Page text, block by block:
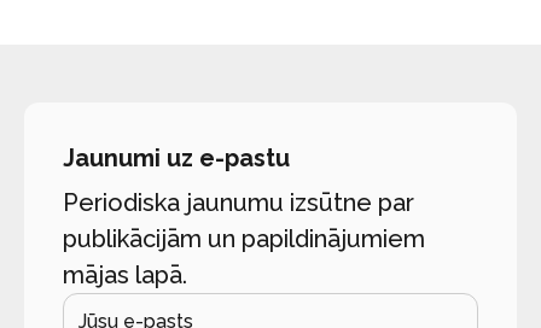
Jaunumi uz e-pastu
Periodiska jaunumu izsūtne par
publikācijām un papildinājumiem
mājas lapā.